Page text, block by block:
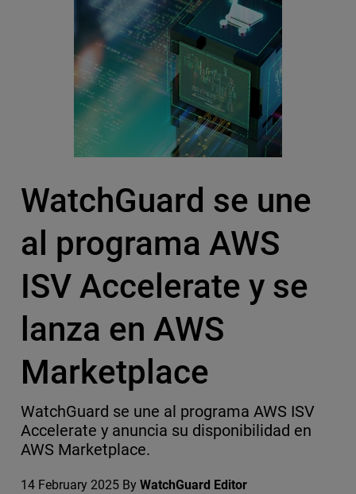
WatchGuard se une
al programa AWS
ISV Accelerate y se
lanza en AWS
Marketplace
WatchGuard se une al programa AWS ISV
Accelerate y anuncia su disponibilidad en
AWS Marketplace.
14 February 2025 By WatchGuard Editor